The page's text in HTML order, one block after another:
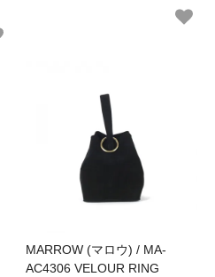
MARROW (マロウ) / MA-
AC4306 VELOUR RING